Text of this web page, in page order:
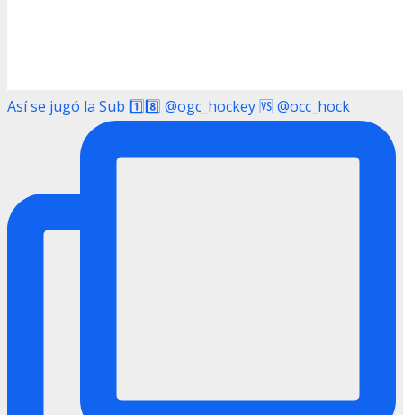
Así se jugó la Sub 1️⃣8️⃣ @ogc_hockey 🆚 @occ_hock